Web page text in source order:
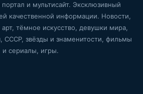
и мультисайт. Эксклюзивный
качественной информации. Новости,
тёмное искусство, девушки мира,
СССР, звёзды и знаменитости, фильмы
и сериалы, игры.